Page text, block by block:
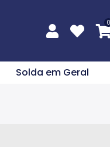
Solda em Geral